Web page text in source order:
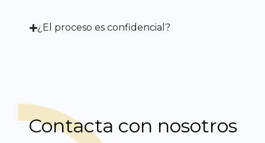
¿El proceso es confidencial?
Contacta con nosotros